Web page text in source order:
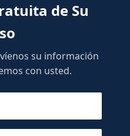
de Su
su información
con usted.